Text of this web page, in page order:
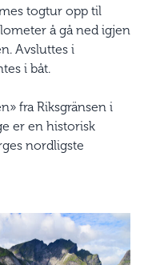
togtur opp til
å gå ned igjen
Avsluttes i
i båt.
fra Riksgränsen i
er en historisk
nordligste